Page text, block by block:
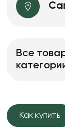
Все
Как купить